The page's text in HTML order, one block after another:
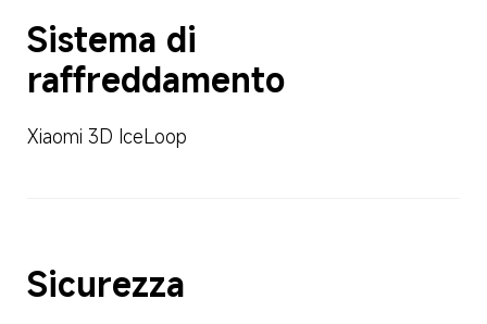
Sistema di
raffreddamento
Xiaomi 3D IceLoop
Sicurezza